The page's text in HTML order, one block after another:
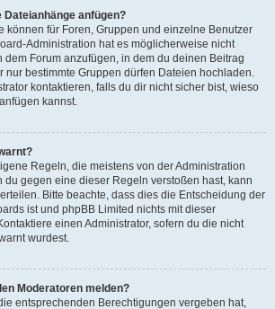
anfügen?
können für Foren, Gruppen und einzelne Benutzer
Administration hat es möglicherweise nicht
Forum anzufügen, in dem du deinen Beitrag
nur bestimmte Gruppen dürfen Dateien hochladen.
kontaktieren, falls du dir nicht sicher bist, wieso
kannst.
Regeln, die meistens von der Administration
du gegen eine dieser Regeln verstoßen hast, kann
Bitte beachte, dass dies die Entscheidung der
ist und phpBB Limited nichts mit dieser
einen Administrator, sofern du die nicht
wurdest.
Moderatoren melden?
entsprechenden Berechtigungen vergeben hat,